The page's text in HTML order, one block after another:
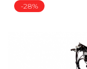
-28%